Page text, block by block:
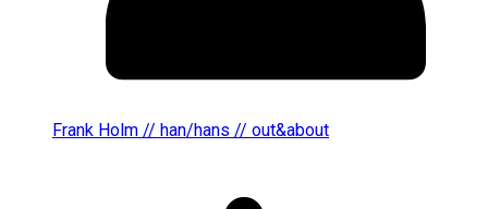
Frank Holm // han/hans // out&about